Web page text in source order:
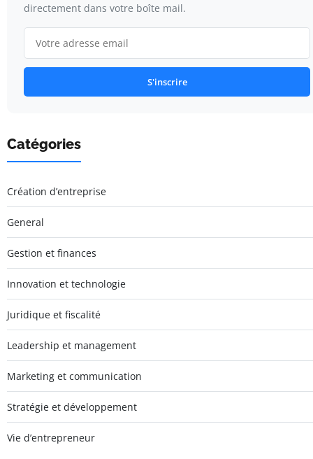
directement dans votre boîte mail.
S'inscrire
Catégories
Création d’entreprise
General
Gestion et finances
Innovation et technologie
Juridique et fiscalité
Leadership et management
Marketing et communication
Stratégie et développement
Vie d’entrepreneur